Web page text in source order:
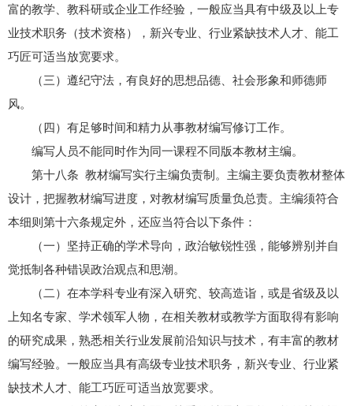
富的教学、教科研或企业工作经验，一般应当具有中级及以上专
业技术职务（技术资格），新兴专业、行业紧缺技术人才、能工
巧匠可适当放宽要求。
（三）遵纪守法，有良好的思想品德、社会形象和师德师
风。
（四）有足够时间和精力从事教材编写修订工作。
编写人员不能同时作为同一课程不同版本教材主编。
第十八条 教材编写实行主编负责制。主编主要负责教材整体
设计，把握教材编写进度，对教材编写质量负总责。主编须符合
本细则第十六条规定外，还应当符合以下条件：
（一）坚持正确的学术导向，政治敏锐性强，能够辨别并自
觉抵制各种错误政治观点和思潮。
（二）在本学科专业有深入研究、较高造诣，或是省级及以
上知名专家、学术领军人物，在相关教材或教学方面取得有影响
的研究成果，熟悉相关行业发展前沿知识与技术，有丰富的教材
编写经验。一般应当具有高级专业技术职务，新兴专业、行业紧
缺技术人才、能工巧匠可适当放宽要求。